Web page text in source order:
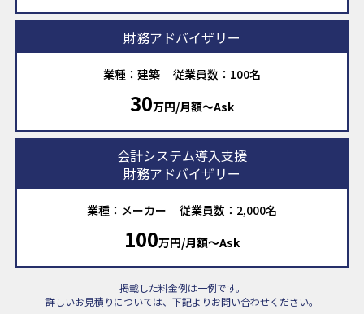
財務アドバイザリー
業種：建築 従業員数：100名
30万円/月額〜Ask
会計システム導入支援
財務アドバイザリー
業種：メーカー 従業員数：2,000名
100万円/月額〜Ask
掲載した料金例は一例です。
詳しいお見積りについては、下記よりお問い合わせください。